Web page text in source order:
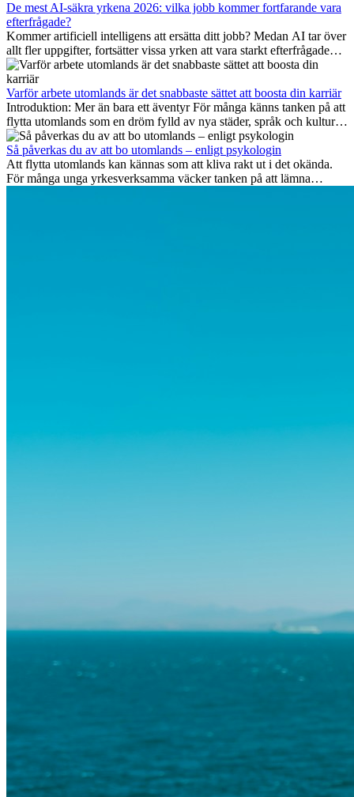
De mest AI-säkra yrkena 2026: vilka jobb kommer fortfarande vara
efterfrågade?
Kommer artificiell intelligens att ersätta ditt jobb? Medan AI tar över
allt fler uppgifter, fortsätter vissa yrken att vara starkt efterfrågade
även 2026. I den här artikeln går vi igenom vilka yrken som anses
vara mest framtidssäkra, vilka kompetenser som kommer att vara
viktiga på lång sikt och varför många av dessa jobb även erbjuder
attraktiva karriärmöjligheter utomlands.
Varför arbete utomlands är det snabbaste sättet att boosta din karriär
Introduktion: Mer än bara ett äventyr För många känns tanken på att
flytta utomlands som en dröm fylld av nya städer, språk och kulturer.
Men bortom äventyrets...
Så påverkas du av att bo utomlands – enligt psykologin
Att flytta utomlands kan kännas som att kliva rakt ut i det okända.
För många unga yrkesverksamma väcker tanken på att lämna